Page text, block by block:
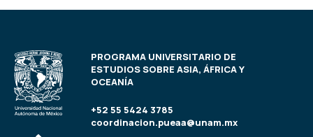
PROGRAMA UNIVERSITARIO DE
ESTUDIOS SOBRE ASIA, ÁFRICA Y
OCEANÍA
+52 55 5424 3785
coordinacion.pueaa@unam.mx